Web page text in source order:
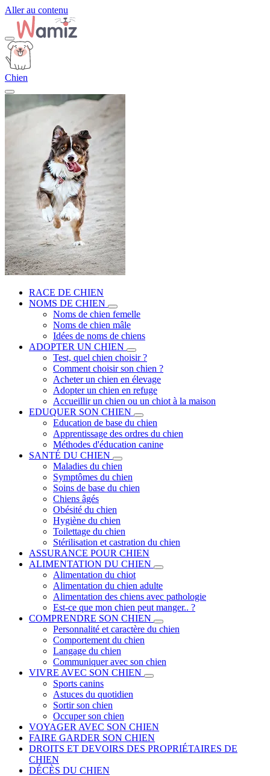
Aller au contenu
Chien
RACE DE CHIEN
NOMS DE CHIEN
Noms de chien femelle
Noms de chien mâle
Idées de noms de chiens
ADOPTER UN CHIEN
Test, quel chien choisir ?
Comment choisir son chien ?
Acheter un chien en élevage
Adopter un chien en refuge
Accueillir un chien ou un chiot à la maison
EDUQUER SON CHIEN
Education de base du chien
Apprentissage des ordres du chien
Méthodes d'éducation canine
SANTÉ DU CHIEN
Maladies du chien
Symptômes du chien
Soins de base du chien
Chiens âgés
Obésité du chien
Hygiène du chien
Toilettage du chien
Stérilisation et castration du chien
ASSURANCE POUR CHIEN
ALIMENTATION DU CHIEN
Alimentation du chiot
Alimentation du chien adulte
Alimentation des chiens avec pathologie
Est-ce que mon chien peut manger.. ?
COMPRENDRE SON CHIEN
Personnalité et caractère du chien
Comportement du chien
Langage du chien
Communiquer avec son chien
VIVRE AVEC SON CHIEN
Sports canins
Astuces du quotidien
Sortir son chien
Occuper son chien
VOYAGER AVEC SON CHIEN
FAIRE GARDER SON CHIEN
DROITS ET DEVOIRS DES PROPRIÉTAIRES DE
CHIEN
DÉCÈS DU CHIEN